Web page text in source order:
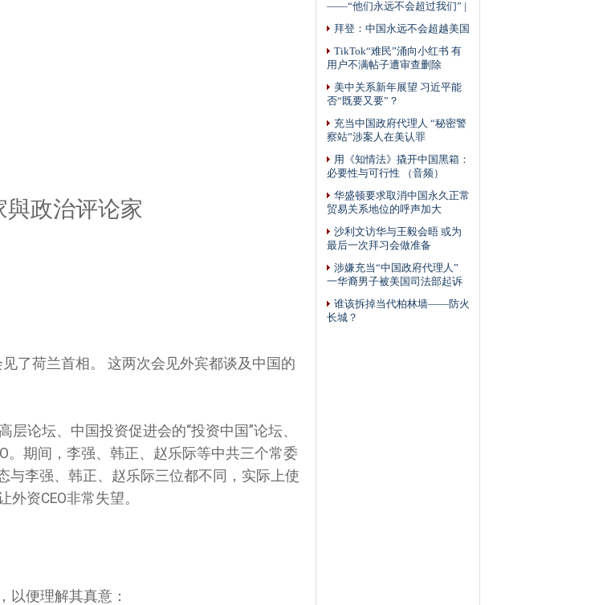
與政治评论家
了荷兰首相。 这两次会见外宾都谈及中国的
论坛、中国投资促进会的“投资中国”论坛、
。期间，李强、韩正、赵乐际等中共三个常委
与李强、韩正、赵乐际三位都不同，实际上使
资CEO非常失望。
以便理解其真意：
——“他们永远不会超过我们” |
拜登：中国永远不会超越美国
TikTok“难民”涌向小红书 有
用户不满帖子遭审查删除
美中关系新年展望 习近平能
否“既要又要”？
充当中国政府代理人 “秘密警
察站”涉案人在美认罪
用《知情法》撬开中国黑箱：
必要性与可行性 （音频）
华盛顿要求取消中国永久正常
贸易关系地位的呼声加大
沙利文访华与王毅会晤 或为
最后一次拜习会做准备
涉嫌充当“中国政府代理人”
一华裔男子被美国司法部起诉
谁该拆掉当代柏林墙——防火
长城？